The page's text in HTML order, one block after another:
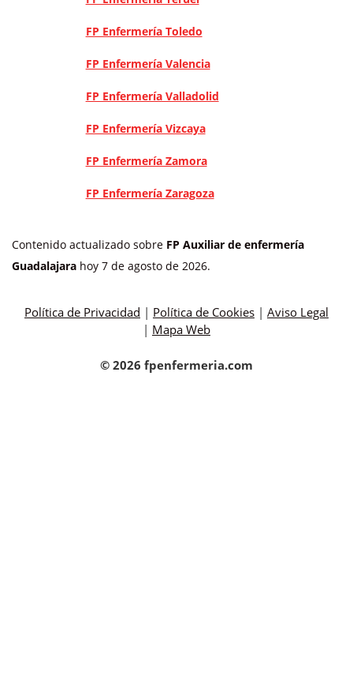
FP Enfermería Toledo
FP Enfermería Valencia
FP Enfermería Valladolid
FP Enfermería Vizcaya
FP Enfermería Zamora
FP Enfermería Zaragoza
Contenido actualizado sobre FP Auxiliar de enfermería
Guadalajara hoy 7 de agosto de 2026.
Política de Privacidad | Política de Cookies | Aviso Legal
| Mapa Web
© 2026 fpenfermeria.com